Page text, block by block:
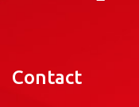
Contact